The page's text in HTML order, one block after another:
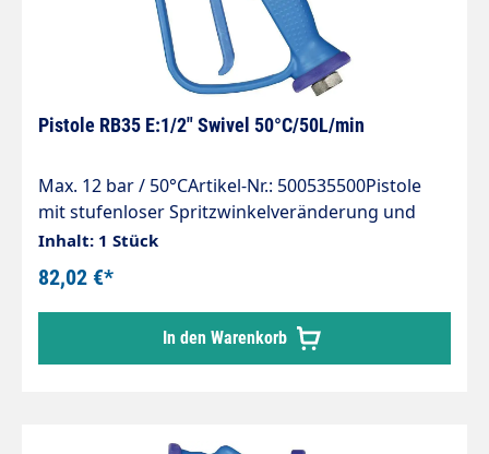
Pistole RB35 E:1/2" Swivel 50°C/50L/min
Max. 12 bar / 50°CArtikel-Nr.: 500535500Pistole
mit stufenloser Spritzwinkelveränderung und
SicherungsbügelMax. 12 bar / 50 l/min. /
50°CEingang: 1/2" IG drehbarMaterial: Messing
Inhalt: 1 Stück
82,02 €*
In den Warenkorb